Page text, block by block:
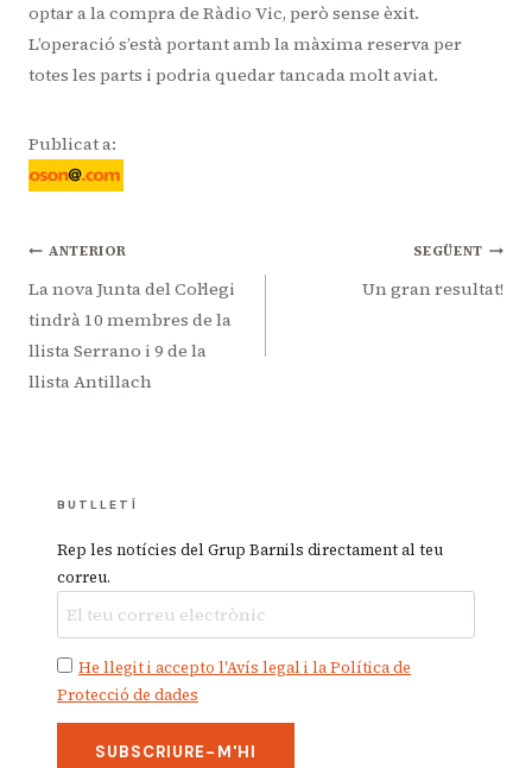
optar a la compra de Ràdio Vic, però sense èxit.
L’operació s’està portant amb la màxima reserva per
totes les parts i podria quedar tancada molt aviat.
Publicat a:
Navegació
d'entrades
ANTERIOR
La nova Junta del Col·legi
tindrà 10 membres de la
llista Serrano i 9 de la
llista Antillach
SEGÜENT
Un gran resultat!
BUTLLETÍ
Rep les notícies del Grup Barnils directament al teu
correu.
He llegit i accepto l'Avís legal i la Política de
Protecció de dades